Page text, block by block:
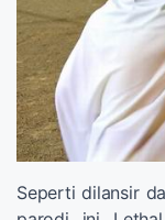
Seperti dilansir